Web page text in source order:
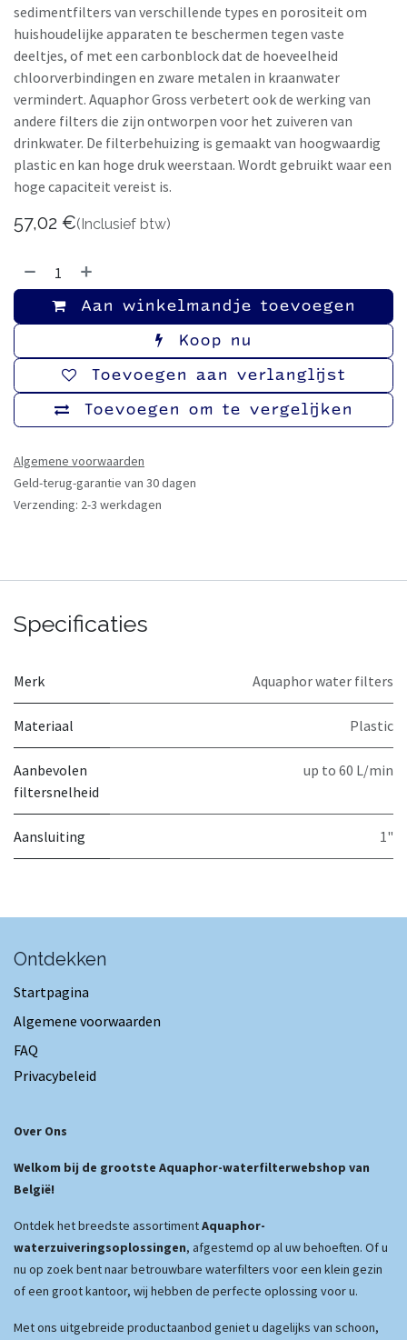
sedimentfilters van verschillende types en porositeit om
huishoudelijke apparaten te beschermen tegen vaste
deeltjes, of met een carbonblock dat de hoeveelheid
chloorverbindingen en zware metalen in kraanwater
vermindert. Aquaphor Gross verbetert ook de werking van
andere filters die zijn ontworpen voor het zuiveren van
drinkwater. De filterbehuizing is gemaakt van hoogwaardig
plastic en kan hoge druk weerstaan. Wordt gebruikt waar een
hoge capaciteit vereist is.
57,02 €(Inclusief btw)
Aan winkelmandje toevoegen
Koop nu
Toevoegen om te vergelijken
Toevoegen aan verlanglijst
Algemene voorwaarden
Geld-terug-garantie van 30 dagen
Verzending: 2-3 werkdagen
Specificaties
Merk Aquaphor water filters
Materiaal Plastic
Aanbevolen
filtersnelheid
up to 60 L/min
Aansluiting 1"
Ontdekken
Startpagina
Algemene voorwaarden
FAQ
Privacybeleid
Over Ons
Welkom bij de grootste Aquaphor-waterfilterwebshop van
België!
Ontdek het breedste assortimentAquaphor-
waterzuiveringsoplossingen, afgestemd op al uw behoeften. Of u
nu op zoek bent naar betrouwbare waterfilters voor een klein gezin
of een groot kantoor, wij hebben de perfecte oplossing voor u.
Met ons uitgebreide productaanbod geniet u dagelijks van schoon,